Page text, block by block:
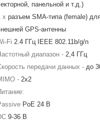
панельной и т.д.)
x разъем SMA-типа (female)
GPS-антенны
Fi 2.4 ГГц IEEE 802.11b/g/n
диапазон - 2,4 ГГц
передачи данных - до
- 2x2
PoE 24 В
9-36 В